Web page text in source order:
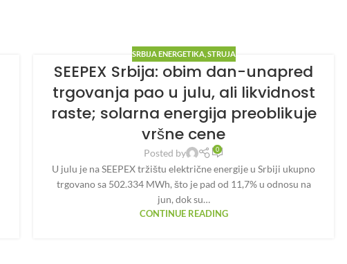
SRBIJA ENERGETIKA, STRUJA
SEEPEX Srbija: obim dan-unapred
trgovanja pao u julu, ali likvidnost
raste; solarna energija preoblikuje
vršne cene
Posted by 0
U julu je na SEEPEX tržištu električne energije u Srbiji ukupno
trgovano sa 502.334 MWh, što je pad od 11,7% u odnosu na
jun, dok su…
CONTINUE READING